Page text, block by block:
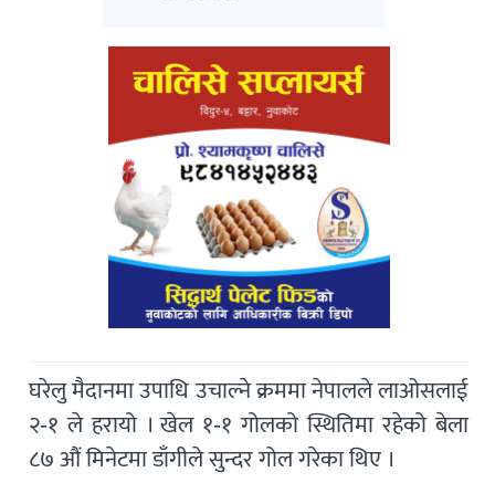
घरेलु मैदानमा उपाधि उचाल्ने क्रममा नेपालले लाओसलाई
२-१ ले हरायो । खेल १-१ गोलको स्थितिमा रहेको बेला
८७ औं मिनेटमा डाँगीले सुन्दर गोल गरेका थिए ।